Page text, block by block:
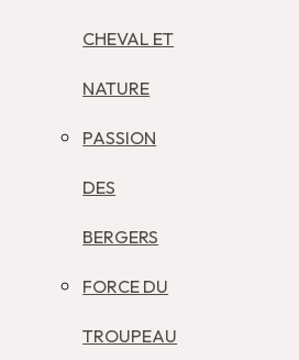
CHEVAL ET
NATURE
PASSION
DES
BERGERS
FORCE DU
TROUPEAU